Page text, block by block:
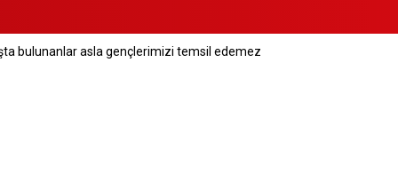
öğrendi
bulunanlar asla gençlerimizi temsil edemez